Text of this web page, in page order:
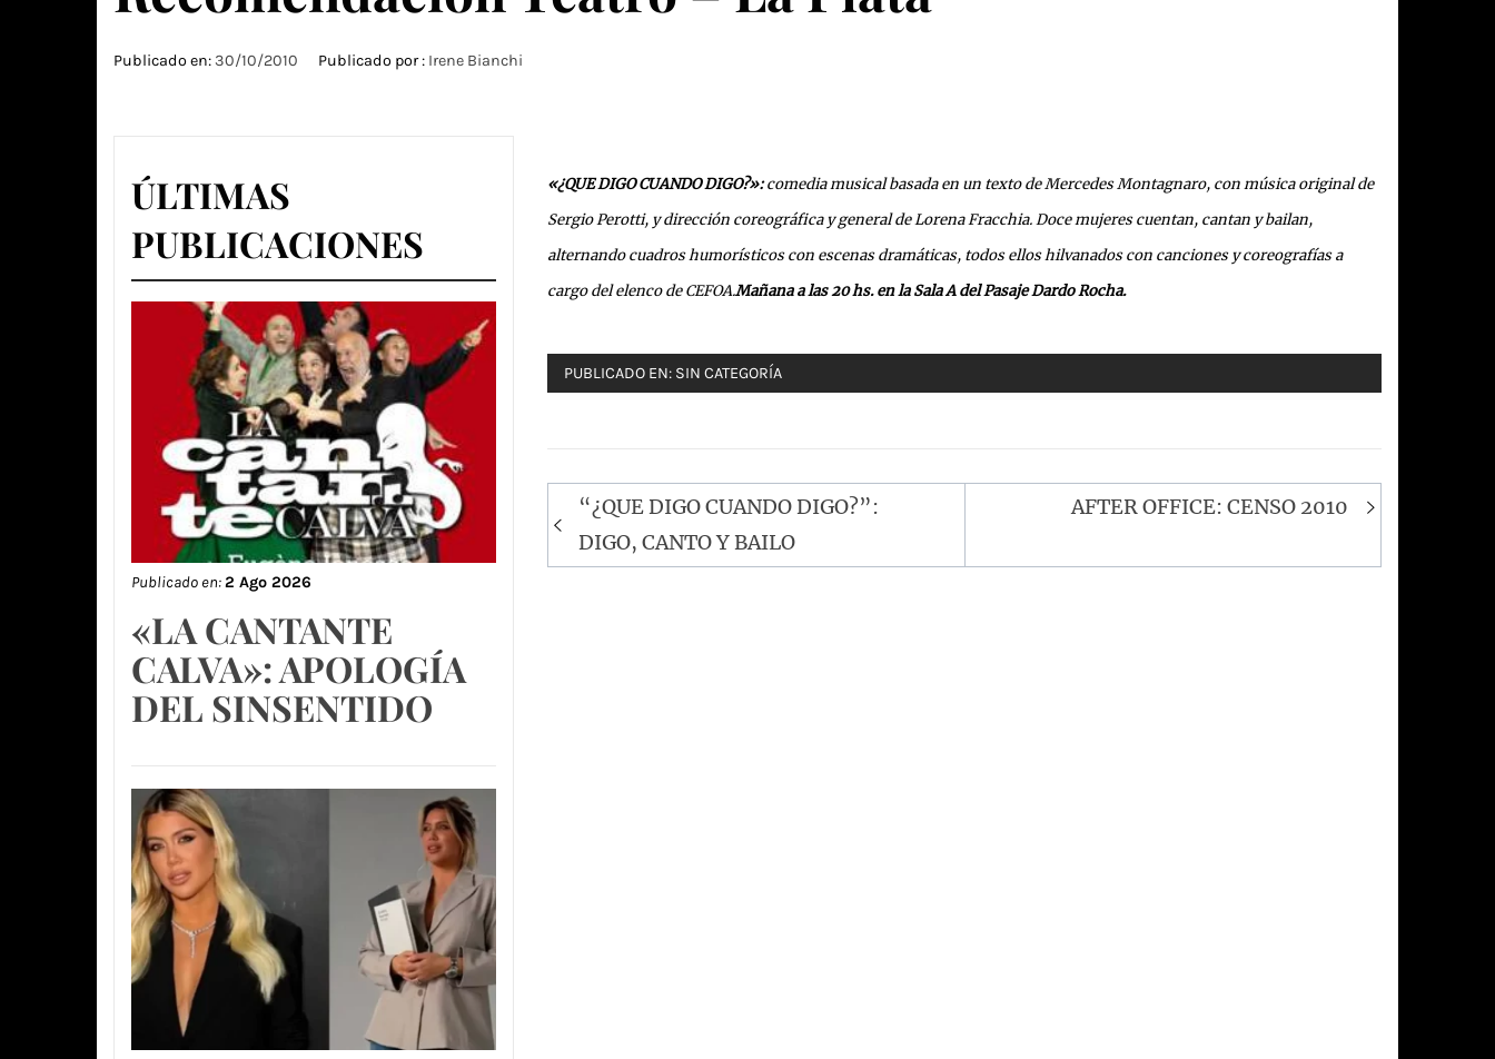
Publicado en:30/10/2010 Publicado por : Irene Bianchi
«¿QUE DIGO CUANDO DIGO?»:comedia musical basada en un texto de Mercedes Montagnaro, con música original de
Sergio Perotti, y dirección coreográfica y general de Lorena Fracchia. Doce mujeres cuentan, cantan y bailan,
alternando cuadros humorísticos con escenas dramáticas, todos ellos hilvanados con canciones y coreografías a
cargo del elenco de CEFOA.Mañana a las 20 hs. en la Sala A del Pasaje Dardo Rocha.
PUBLICADO EN: SIN CATEGORÍA
Navegación
de
entradas
“¿QUE DIGO CUANDO DIGO?”:
DIGO, CANTO Y BAILO
AFTER OFFICE: CENSO 2010
ÚLTIMAS
PUBLICACIONES
Publicado en:2 Ago 2026
«LA CANTANTE
CALVA»: APOLOGÍA
DEL SINSENTIDO